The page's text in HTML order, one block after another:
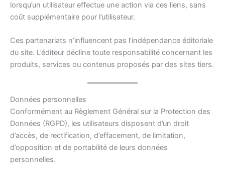
lorsqu’un utilisateur effectue une action via ces liens, sans
coût supplémentaire pour l’utilisateur.
Ces partenariats n’influencent pas l’indépendance éditoriale
du site. L’éditeur décline toute responsabilité concernant les
produits, services ou contenus proposés par des sites tiers.
Données personnelles
Conformément au Règlement Général sur la Protection des
Données (RGPD), les utilisateurs disposent d’un droit
d’accès, de rectification, d’effacement, de limitation,
d’opposition et de portabilité de leurs données
personnelles.